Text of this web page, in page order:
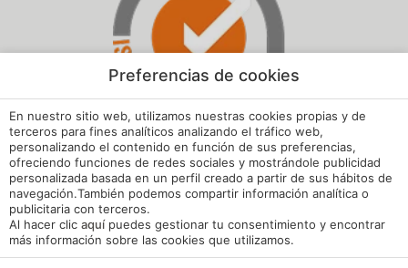
Aviso legal
Política de cookies
Preferencias de cookies
En nuestro sitio web, utilizamos nuestras cookies propias y de
terceros para fines analíticos analizando el tráfico web,
personalizando el contenido en función de sus preferencias,
ofreciendo funciones de redes sociales y mostrándole publicidad
personalizada basada en un perfil creado a partir de sus hábitos de
navegación.También podemos compartir información analítica o
publicitaria con terceros.
Al hacer clic aquípuedes gestionar tu consentimiento y encontrar
más información sobre las cookies que utilizamos.